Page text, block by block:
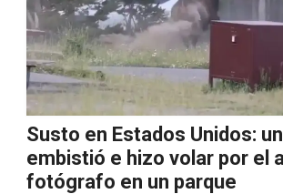
Susto en Estados Unidos:
embistió e hizo volar por el
fotógrafo en un parque